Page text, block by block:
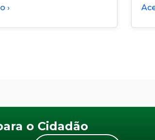
›
o Cidadão